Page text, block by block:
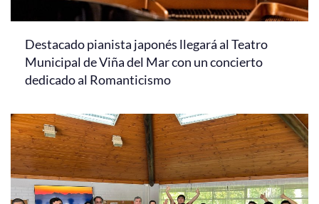
Destacado pianista japonés llegará al Teatro
Municipal de Viña del Mar con un concierto
dedicado al Romanticismo